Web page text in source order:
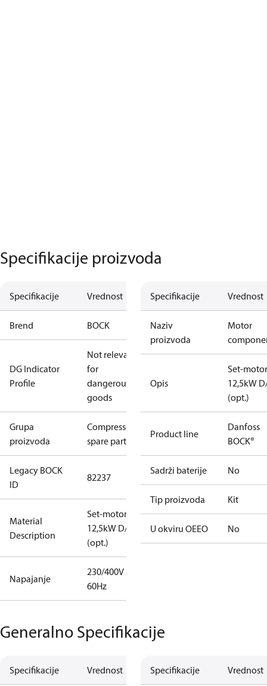
Specifikacije proizvoda
Specifikacije Vrednost
Brend BOCK
DG Indicator
Profile
Not relevant
for
dangerous
goods
Grupa
proizvoda
Compressors
spare parts
Legacy BOCK
ID
82237
Material
Description
Set-motor
12,5kW D/S
(opt.)
Napajanje
230/400V
60Hz
Specifikacije Vrednost
Naziv
proizvoda
Motor
Opis
Set-motor
12,5kW
(opt.)
Product line
Danfoss
BOCK®
Sadrži baterije No
Tip proizvoda Kit
U okviru OEEO No
Generalno Specifikacije
Specifikacije Vrednost Specifikacije Vrednost